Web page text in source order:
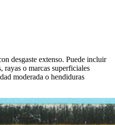
desgaste extenso. Puede incluir
rayas o marcas superficiales
moderada o hendiduras